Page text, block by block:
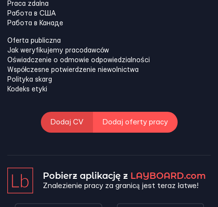
Praca zdalna
Работа в США
Работа в Канадe
Oferta publiczna
Jak weryfikujemy pracodawców
Oświadczenie o odmowie odpowiedzialności
Współczesne potwierdzenie niewolnictwa
Polityka skarg
Kodeks etyki
Dodaj CV Dodaj oferty pracy
Pobierz aplikację z LAYBOARD.com
Znalezienie pracy za granicą jest teraz łatwe!